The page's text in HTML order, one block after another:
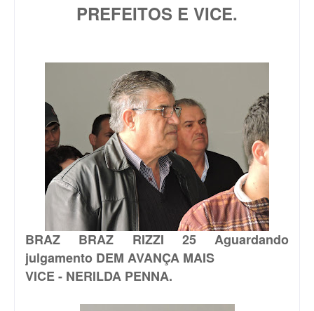
PREFEITOS E VICE.
BRAZ BRAZ RIZZI 25 Aguardando
julgamento DEM AVANÇA MAIS
VICE - NERILDA PENNA.